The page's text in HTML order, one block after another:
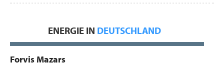
ENERGIE IN DEUTSCHLAND
Forvis Mazars